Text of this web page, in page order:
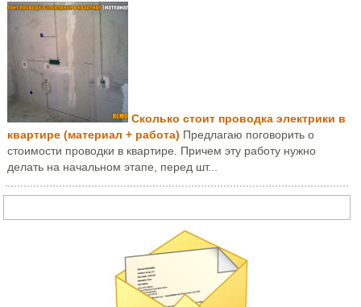
Сколько стоит проводка электрики в
квартире (материал + работа) Предлагаю поговорить о
стоимости проводки в квартире. Причем эту работу нужно
делать на начальном этапе, перед шт...